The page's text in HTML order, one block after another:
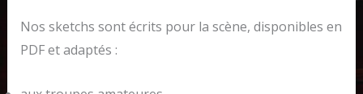
Nos sketchs sont écrits pour la scène, disponibles en
PDF et adaptés :